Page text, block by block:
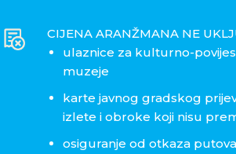
CIJENA ARANŽMANA NE
ulaznice za kulturno-
muzeje
karte javnog gradskog
izlete i obroke koji nisu
osiguranje od otkaza